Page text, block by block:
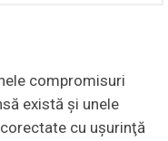
compromisuri
există şi unele
cu uşurinţă